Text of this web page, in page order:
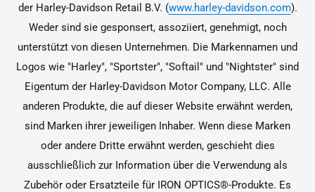
der Harley-Davidson Retail B.V. (www.harley-davidson.com).
Weder sind sie gesponsert, assoziiert, genehmigt, noch
unterstützt von diesen Unternehmen. Die Markennamen und
Logos wie "Harley", "Sportster", "Softail" und "Nightster" sind
Eigentum der Harley-Davidson Motor Company, LLC. Alle
anderen Produkte, die auf dieser Website erwähnt werden,
sind Marken ihrer jeweiligen Inhaber. Wenn diese Marken
oder andere Dritte erwähnt werden, geschieht dies
ausschließlich zur Information über die Verwendung als
Zubehör oder Ersatzteile für IRON OPTICS®-Produkte. Es